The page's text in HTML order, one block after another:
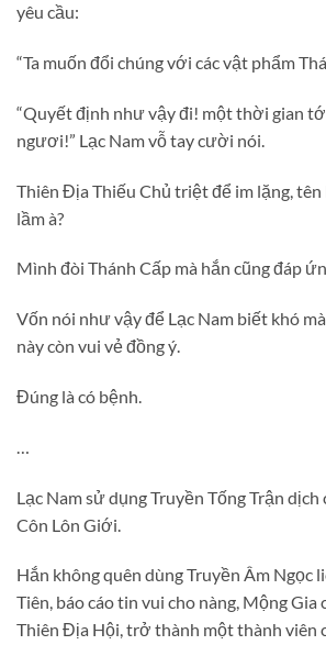
yêu cầu:
“Ta muốn đổi chúng với các vật phẩm
“Quyết định như vậy đi! một thời gian
ngươi!” Lạc Nam vỗ tay cười nói.
Thiên Địa Thiếu Chủ triệt để im lặng, tên
lầm à?
Mình đòi Thánh Cấp mà hắn cũng đáp
Vốn nói như vậy để Lạc Nam biết khó
này còn vui vẻ đồng ý.
Đúng là có bệnh.
Lạc Nam sử dụng Truyền Tống Trận
Côn Lôn Giới.
Hắn không quên dùng Truyền Âm Ngọc
Tiên, báo cáo tin vui cho nàng, Mộng
Thiên Địa Hội, trở thành một thành viên